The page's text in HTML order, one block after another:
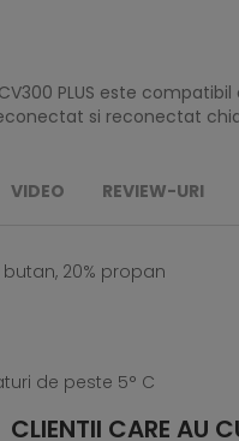
PLUS este
si reconectat
VIDEO REVIEW-URI
20% propan
de peste 5° C
CLIENTII CARE AU